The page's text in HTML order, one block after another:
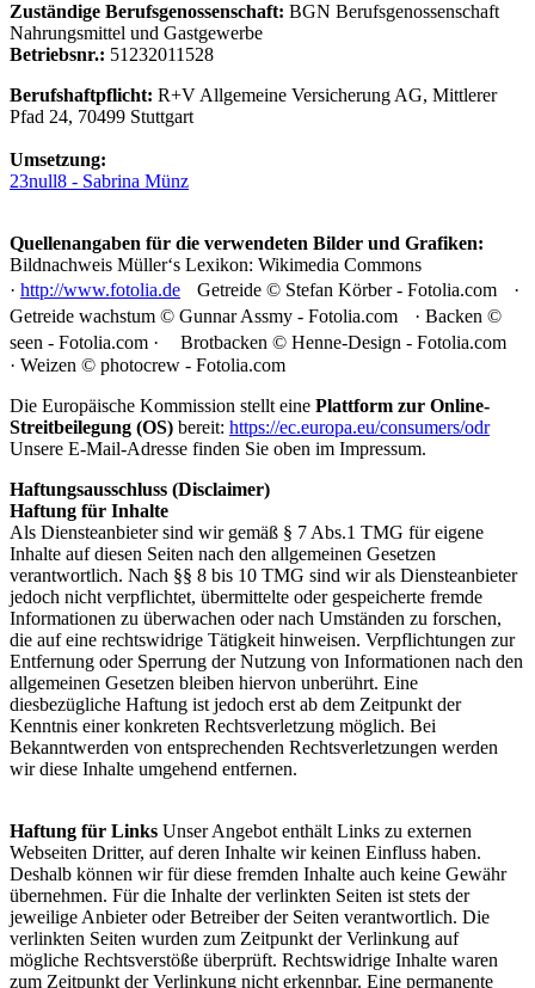
Zuständige Berufsgenossenschaft: BGN Berufsgenossenschaft
Nahrungsmittel und Gastgewerbe
Betriebsnr.: 51232011528
Berufshaftpflicht: R+V Allgemeine Versicherung AG, Mittlerer
Pfad 24, 70499 Stuttgart
Umsetzung:
23null8 - Sabrina Münz
Quellenangaben für die verwendeten Bilder und Grafiken:
Bildnachweis Müller‘s Lexikon: Wikimedia Commons
· http://www.fotolia.de Getreide © Stefan Körber - Fotolia.com ·
Getreide wachstum © Gunnar Assmy - Fotolia.com · Backen ©
seen - Fotolia.com · Brotbacken © Henne-Design - Fotolia.com
· Weizen © photocrew - Fotolia.com
Die Europäische Kommission stellt eine Plattform zur Online-
Streitbeilegung (OS) bereit: https://ec.europa.eu/consumers/odr
Unsere E-Mail-Adresse finden Sie oben im Impressum.
Haftungsausschluss (Disclaimer)
Haftung für Inhalte
Als Diensteanbieter sind wir gemäß § 7 Abs.1 TMG für eigene
Inhalte auf diesen Seiten nach den allgemeinen Gesetzen
verantwortlich. Nach §§ 8 bis 10 TMG sind wir als Diensteanbieter
jedoch nicht verpflichtet, übermittelte oder gespeicherte fremde
Informationen zu überwachen oder nach Umständen zu forschen,
die auf eine rechtswidrige Tätigkeit hinweisen. Verpflichtungen zur
Entfernung oder Sperrung der Nutzung von Informationen nach den
allgemeinen Gesetzen bleiben hiervon unberührt. Eine
diesbezügliche Haftung ist jedoch erst ab dem Zeitpunkt der
Kenntnis einer konkreten Rechtsverletzung möglich. Bei
Bekanntwerden von entsprechenden Rechtsverletzungen werden
wir diese Inhalte umgehend entfernen.
Haftung für Links Unser Angebot enthält Links zu externen
Webseiten Dritter, auf deren Inhalte wir keinen Einfluss haben.
Deshalb können wir für diese fremden Inhalte auch keine Gewähr
übernehmen. Für die Inhalte der verlinkten Seiten ist stets der
jeweilige Anbieter oder Betreiber der Seiten verantwortlich. Die
verlinkten Seiten wurden zum Zeitpunkt der Verlinkung auf
mögliche Rechtsverstöße überprüft. Rechtswidrige Inhalte waren
zum Zeitpunkt der Verlinkung nicht erkennbar. Eine permanente